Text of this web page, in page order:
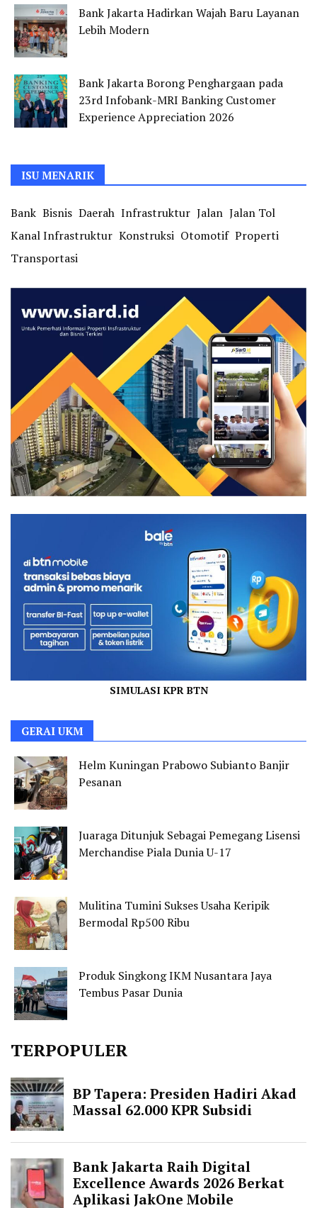
Bank Jakarta Hadirkan Wajah Baru Layanan
Lebih Modern
Bank Jakarta Borong Penghargaan pada
23rd Infobank-MRI Banking Customer
Experience Appreciation 2026
ISU MENARIK
Bank Bisnis Daerah Infrastruktur Jalan Jalan Tol
Kanal Infrastruktur Konstruksi Otomotif Properti
Transportasi
SIMULASI KPR BTN
GERAI UKM
Helm Kuningan Prabowo Subianto Banjir
Pesanan
Juaraga Ditunjuk Sebagai Pemegang Lisensi
Merchandise Piala Dunia U-17
Mulitina Tumini Sukses Usaha Keripik
Bermodal Rp500 Ribu
Produk Singkong IKM Nusantara Jaya
Tembus Pasar Dunia
TERPOPULER